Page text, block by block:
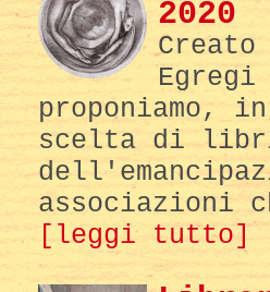
2020
proponiamo,
scelta di
associazioni
[leggi tutto]